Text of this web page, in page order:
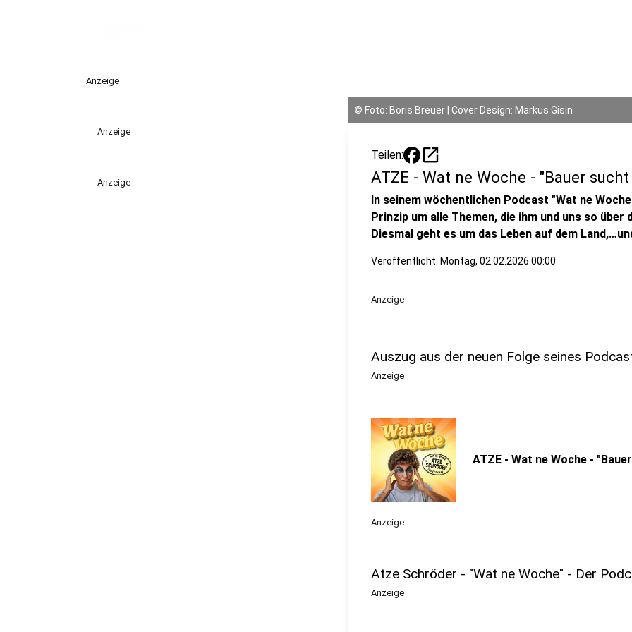
Anzeige
Anzeige
Anzeige
© Foto: Boris Breuer | Cover Design: Markus Gisin
Teilen: open_in_new
ATZE - Wat ne Woche - "Bauer sucht
In seinem wöchentlichen Podcast "Wat ne
Prinzip um alle Themen, die ihm und uns so über
Diesmal geht es um das Leben auf dem
Veröffentlicht: Montag, 02.02.2026 00:00
Anzeige
Auszug aus der neuen Folge seines
Anzeige
ATZE - Wat ne Woche -
Anzeige
Atze Schröder - "Wat ne Woche" - Der
Anzeige